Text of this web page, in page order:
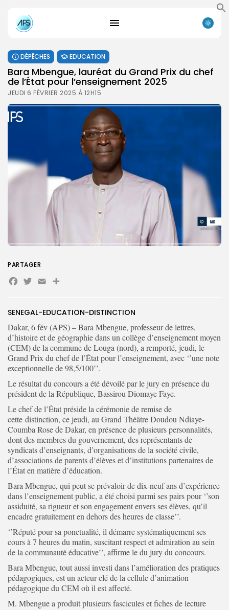
for:
DÉPÊCHES EDUCATION
Bara Mbengue, lauréat du Grand Prix du chef
de l’État pour l’enseignement 2025
JEUDI 6 FÉVRIER 2025 À 12H15
SENEGAL-EDUCATION-DISTINCTION
Dakar, 6 fév (APS) – Bara Mbengue, professeur de lettres,
d’histoire et de géographie dans un collège d’enseignement moyen
(CEM) de la commune de Louga (nord), a remporté, jeudi, le
Grand Prix du chef de l’État pour l’enseignement, avec ‘’une note
exceptionnelle de 98,5/100’’.
Le résultat du concours a été dévoilé par le jury en présence du
président de la République, Bassirou Diomaye Faye.
Le chef de l’État préside la cérémonie de remise de
cette distinction, ce jeudi, au Grand Théâtre Doudou Ndiaye-
Coumba Rose de Dakar, en présence de plusieurs personnalités,
dont des membres du gouvernement, des représentants de
syndicats d’enseignants, d’organisations de la société civile,
d’associations de parents d’élèves et d’institutions partenaires de
l’État en matière d’éducation.
Bara Mbengue, qui peut se prévaloir de dix-neuf ans d’expérience
dans l’enseignement public, a été choisi parmi ses pairs pour ‘’son
assiduité, sa rigueur et son engagement envers ses élèves, qu’il
encadre gratuitement en dehors des heures de classe’’.
‘’Réputé pour sa ponctualité, il démarre systématiquement ses
cours à 7 heures du matin, suscitant respect et admiration au sein
de la communauté éducative’’, affirme le du jury du concours.
Bara Mbengue, tout aussi investi dans l’amélioration des pratiques
pédagogiques, est un acteur clé de la cellule d’animation
pédagogique du CEM où il est affecté.
M. Mbengue a produit plusieurs fascicules et fiches de lecture
PARTAGER
Facebook
Twitter
EmailPartager